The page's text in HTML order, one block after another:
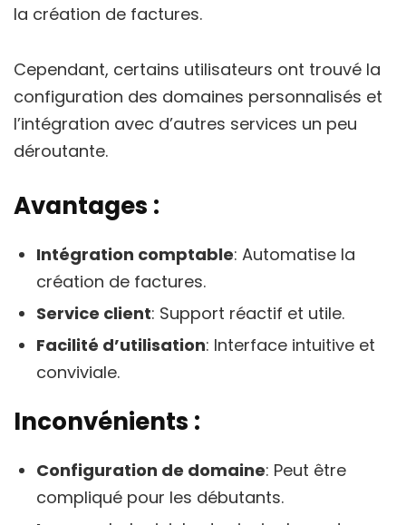
la création de factures.
Cependant, certains utilisateurs ont trouvé la
configuration des domaines personnalisés et
l’intégration avec d’autres services un peu
déroutante.
Avantages :
Intégration comptable: Automatise la
création de factures.
Service client: Support réactif et utile.
Facilité d’utilisation: Interface intuitive et
conviviale.
Inconvénients :
Configuration de domaine: Peut être
compliqué pour les débutants.